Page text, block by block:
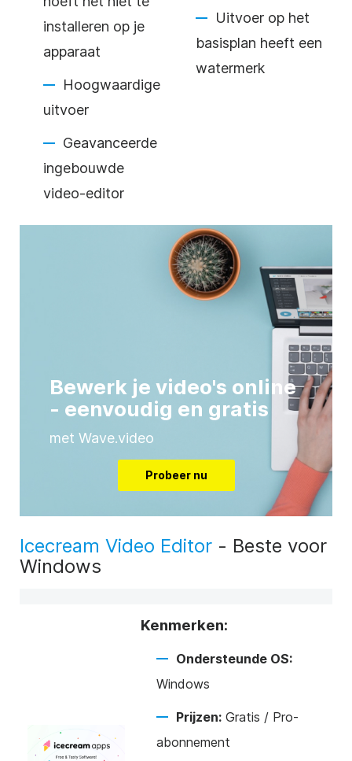
installeren op je
apparaat
Hoogwaardige
uitvoer
Geavanceerde
ingebouwde
video-editor
Uitvoer op het
basisplan heeft een
watermerk
Bewerk je video's online
- eenvoudig en gratis
met Wave.video
Probeer nu
Icecream Video Editor - Beste voor
Windows
Kenmerken:
Ondersteunde OS:
Windows
Prijzen: Gratis / Pro-
abonnement